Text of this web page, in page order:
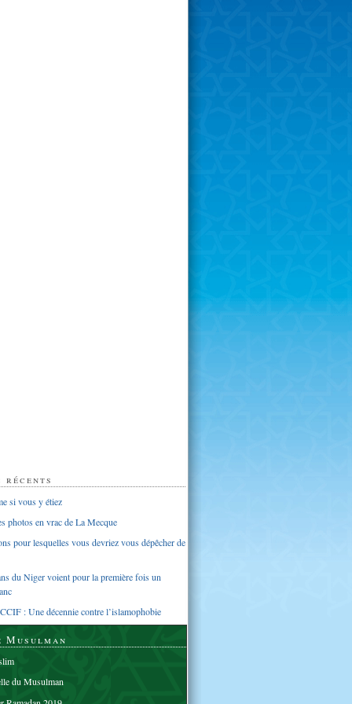
si vous y étiez
photos en vrac de La Mecque
pour lesquelles vous devriez vous dépêcher de
du Niger voient pour la première fois un
: Une décennie contre l’islamophobie
Musulman
du Musulman